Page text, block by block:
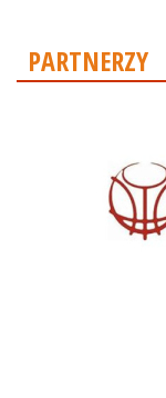
PARTNERZY